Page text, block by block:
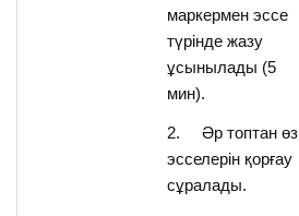
маркермен эссе
түрінде жазу
ұсынылады (5
мин).
2. Әр топтан өз
эсселерін қорғау
сұралады.